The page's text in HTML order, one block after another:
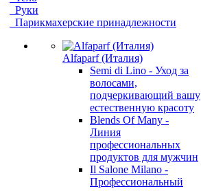
Руки
Парикмахерские принадлежности
Alfaparf (Италия)
Semi di Lino - Уход за
волосами,
подчеркивающий вашу
естественную красоту
Blends Of Many -
Линия
профессиональных
продуктов для мужчин
Il Salone Milano -
Профессиональный